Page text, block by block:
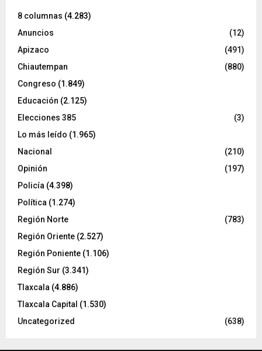
8 columnas (4.283)
Anuncios
(12)
Apizaco
(491)
Chiautempan
(880)
Congreso (1.849)
Educación (2.125)
Elecciones 385
(3)
Lo más leído (1.965)
Nacional
(210)
Opinión
(197)
Policía (4.398)
Política (1.274)
Región Norte
(783)
Región Oriente (2.527)
Región Poniente (1.106)
Región Sur (3.341)
Tlaxcala (4.886)
Tlaxcala Capital (1.530)
Uncategorized
(638)